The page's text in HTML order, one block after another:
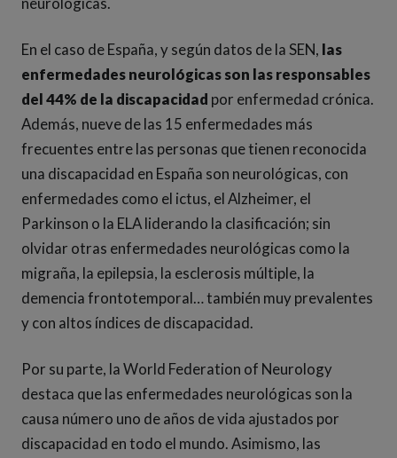
En el caso de España, y según datos de la SEN, las
enfermedades neurológicas son las responsables
del 44% de la discapacidad por enfermedad crónica.
Además, nueve de las 15 enfermedades más
frecuentes entre las personas que tienen reconocida
una discapacidad en España son neurológicas, con
enfermedades como el ictus, el Alzheimer, el
Parkinson o la ELA liderando la clasificación; sin
olvidar otras enfermedades neurológicas como la
migraña, la epilepsia, la esclerosis múltiple, la
demencia frontotemporal… también muy prevalentes
y con altos índices de discapacidad.
Por su parte, la World Federation of Neurology
destaca que las enfermedades neurológicas son la
causa número uno de años de vida ajustados por
discapacidad en todo el mundo. Asimismo, las